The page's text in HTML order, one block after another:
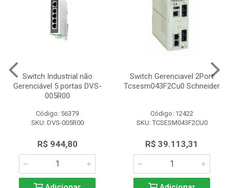
Switch Industrial não
Gerenciável 5 portas DVS-
005R00
Código: 56379
SKU: DVS-005R00
R$ 944,80
Switch Gerenciavel 2Port
Tcsesm043F2Cu0 Schneider
Código: 12422
SKU: TCSESM043F2CU0
R$ 39.113,31